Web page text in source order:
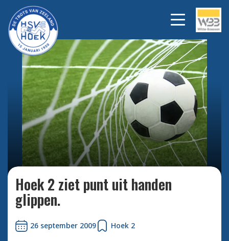
Bekijk alle foto's
Hoek 2 ziet punt uit handen
glippen.
26 september 2009 Hoek 2